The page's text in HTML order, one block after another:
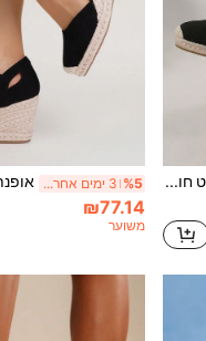
רצועת קרסול פשוט חופשה נעלי פלטפורמה לנשים %5 3 ימים אחרונים
₪77.14
משוער